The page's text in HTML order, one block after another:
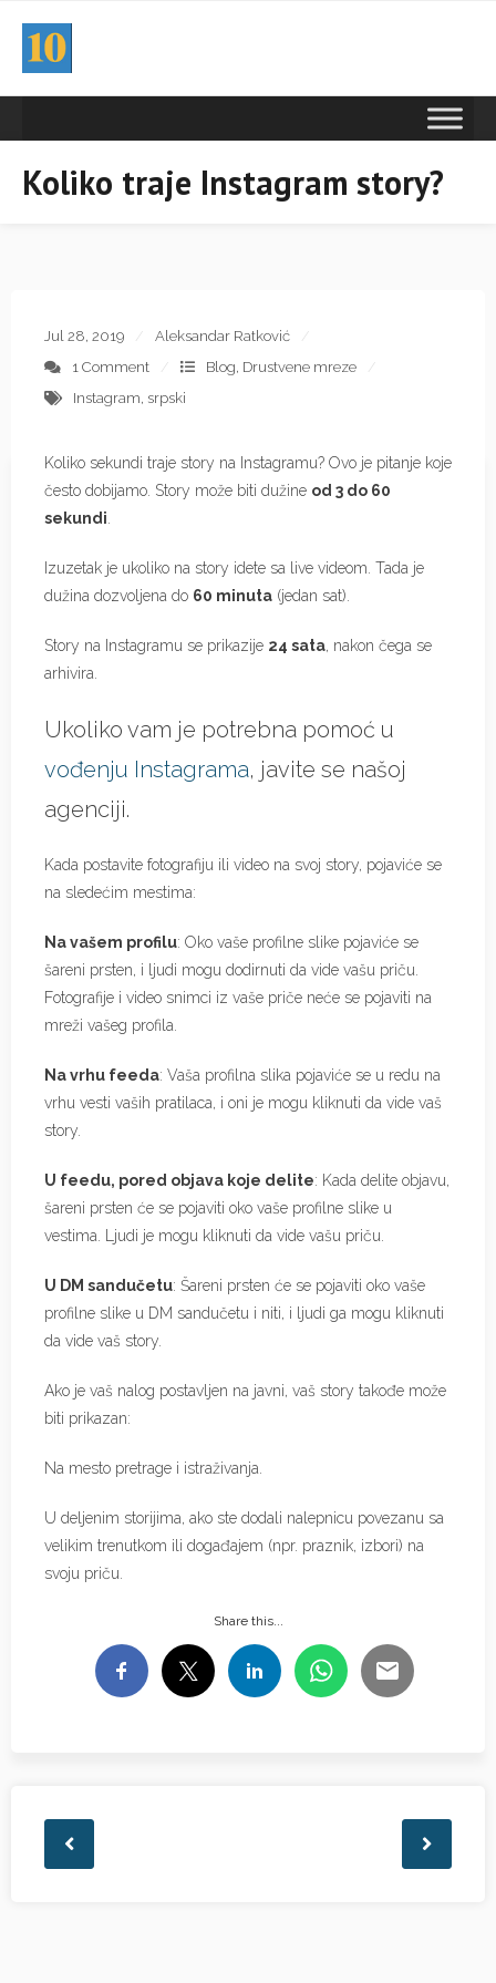
Koliko traje Instagram story?
Jul 28, 2019
Aleksandar Ratković
1 Comment
Blog, Drustvene mreze
Instagram, srpski
Koliko sekundi traje story na Instagramu? Ovo je pitanje koje
često dobijamo. Story može biti dužine od 3 do 60
sekundi
Izuzetak je ukoliko na story idete sa live videom. Tada je
dužina dozvoljena do 60 minuta (jedan sat).
Story na Instagramu se prikazije 24 sata , nakon čega se
arhivira.
Ukoliko vam je potrebna pomoć u
vođenju Instagrama, javite se našoj
agenciji.
Kada postavite fotografiju ili video na svoj story, pojaviće se
na sledećim mestima:
Na vašem profilu: Oko vaše profilne slike pojaviće se
šareni prsten, i ljudi mogu dodirnuti da vide vašu priču.
Fotografije i video snimci iz vaše priče neće se pojaviti na
mreži vašeg profila.
Na vrhu feeda: Vaša profilna slika pojaviće se u redu na
vrhu vesti vaših pratilaca, i oni je mogu kliknuti da vide vaš
story.
U feedu, pored objava koje delite: Kada delite objavu,
šareni prsten će se pojaviti oko vaše profilne slike u
vestima. Ljudi je mogu kliknuti da vide vašu priču.
U DM sandučetu: Šareni prsten će se pojaviti oko vaše
profilne slike u DM sandučetu i niti, i ljudi ga mogu kliknuti
da vide vaš story.
Ako je vaš nalog postavljen na javni, vaš story takođe može
biti prikazan:
Na mesto pretrage i istraživanja.
U deljenim storijima, ako ste dodali nalepnicu povezanu sa
velikim trenutkom ili događajem (npr. praznik, izbori) na
svoju priču.
Share this...